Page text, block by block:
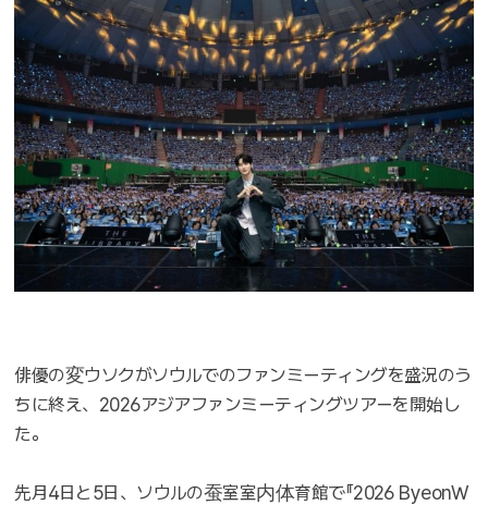
俳優の変ウソクがソウルでのファンミーティングを盛況のう
ちに終え、2026アジアファンミーティングツアーを開始し
た。
先月4日と5日、ソウルの蚕室室内体育館で『2026 ByeonW